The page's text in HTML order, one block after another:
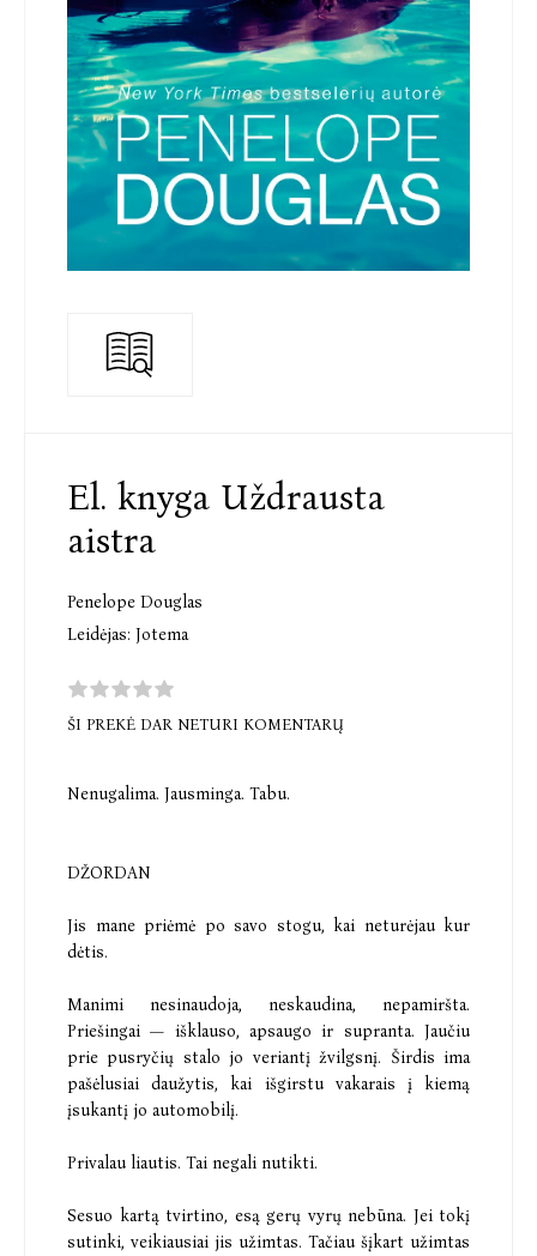
El. knyga Uždrausta
aistra
Penelope Douglas
Leidėjas: Jotema
ŠI PREKĖ DAR NETURI KOMENTARŲ
Nenugalima. Jausminga. Tabu.
DŽORDAN
Jis mane priėmė po savo stogu, kai neturėjau kur
dėtis.
Manimi nesinaudoja, neskaudina, nepamiršta.
Priešingai — išklauso, apsaugo ir supranta. Jaučiu
prie pusryčių stalo jo veriantį žvilgsnį. Širdis ima
pašėlusiai daužytis, kai išgirstu vakarais į kiemą
įsukantį jo automobilį.
Privalau liautis. Tai negali nutikti.
Sesuo kartą tvirtino, esą gerų vyrų nebūna. Jei tokį
sutinki, veikiausiai jis užimtas. Tačiau šįkart užimtas